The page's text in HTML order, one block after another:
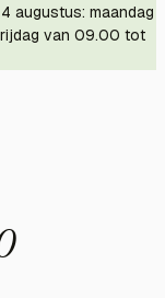
augustus: maandag
van 09.00 tot